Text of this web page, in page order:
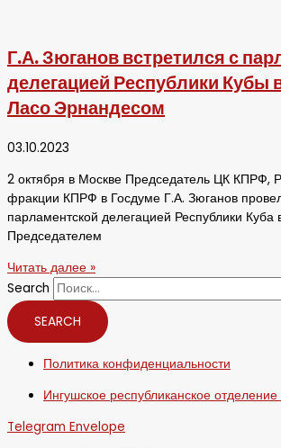
Г.А. Зюганов встретился с
делегацией Республики Кубы
Ласо Эрнандесом
03.10.2023
2 октября в Москве Председатель ЦК КПРФ,
фракции КПРФ в Госдуме Г.А. Зюганов
парламентской делегацией Республики Куба
Председателем
Читать далее »
Search
SEARCH
Политика конфиденциальности
Ингушское республиканское
Telegram Envelope